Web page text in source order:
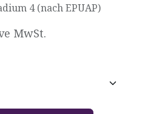
4 (nach EPUAP)
MwSt.